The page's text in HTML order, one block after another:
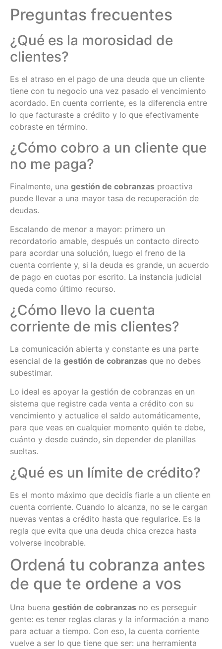
Preguntas frecuentes
¿Qué es la morosidad de
clientes?
Es el atraso en el pago de una deuda que un cliente
tiene con tu negocio una vez pasado el vencimiento
acordado. En cuenta corriente, es la diferencia entre
lo que facturaste a crédito y lo que efectivamente
cobraste en término.
¿Cómo cobro a un cliente que
no me paga?
Finalmente, una gestión de cobranzas proactiva
puede llevar a una mayor tasa de recuperación de
deudas.
Escalando de menor a mayor: primero un
recordatorio amable, después un contacto directo
para acordar una solución, luego el freno de la
cuenta corriente y, si la deuda es grande, un acuerdo
de pago en cuotas por escrito. La instancia judicial
queda como último recurso.
¿Cómo llevo la cuenta
corriente de mis clientes?
La comunicación abierta y constante es una parte
esencial de la gestión de cobranzas que no debes
subestimar.
Lo ideal es apoyar la gestión de cobranzas en un
sistema que registre cada venta a crédito con su
vencimiento y actualice el saldo automáticamente,
para que veas en cualquier momento quién te debe,
cuánto y desde cuándo, sin depender de planillas
sueltas.
¿Qué es un límite de crédito?
Es el monto máximo que decidís fiarle a un cliente en
cuenta corriente. Cuando lo alcanza, no se le cargan
nuevas ventas a crédito hasta que regularice. Es la
regla que evita que una deuda chica crezca hasta
volverse incobrable.
Ordená tu cobranza antes
de que te ordene a vos
Una buena gestión de cobranzas no es perseguir
gente: es tener reglas claras y la información a mano
para actuar a tiempo. Con eso, la cuenta corriente
vuelve a ser lo que tiene que ser: una herramienta